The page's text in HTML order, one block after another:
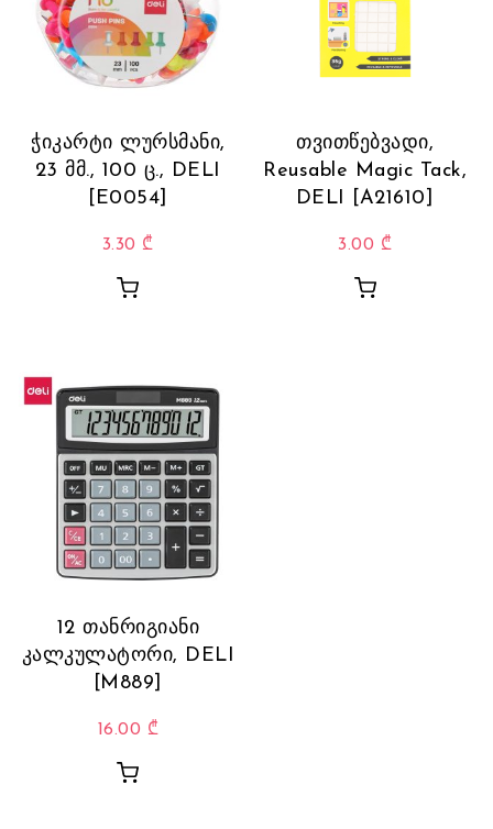
ჭიკარტი ლურსმანი,
23 მმ., 100 ც., DELI
[E0054]
3.30 ₾
თვითწებვადი,
Reusable Magic Tack,
DELI [A21610]
3.00 ₾
12 თანრიგიანი
კალკულატორი, DELI
[M889]
16.00 ₾